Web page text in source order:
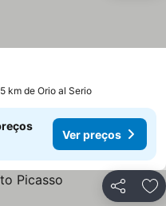
km de Orio al Serio
Ver preços
Partilhar